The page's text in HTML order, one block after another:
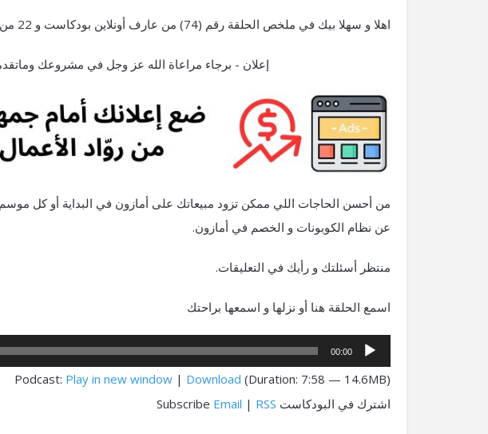
اهلا و سهلا بيك في ملخص الحلقة رقم (74) من عارف أونلاين بودكاست و 22 من سلسلة بيع على أمازون.
إعلان - برجاء مراعاة الله عز وجل في مشروعك
من أحسن الحاجات اللي ممكن تزود مبيعاتك على أمازون في البداية أو كل
عن نظام الكوبونات و الخصم في أمازون.
منتظر أسئلتك و رأيك في التعليقات.
اسمع الحلقة هنا أو نزلها و اسمعها براحتك
مشغل
الصوت
00:00
Podcast: Play in new window | Download (Duration: 7:58 — 14.6MB)
اشترك في البودكاست Subscribe
Email | RSS